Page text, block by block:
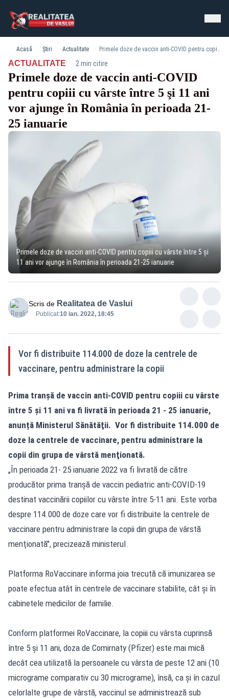
Acasă Știri Actualitate Primele doze de vaccin anti-COVID pentru copiii cu vârste între 5 şi 11 ani vor ajunge în România în perioada 21-25 ianuarie
ACTUALITATE· 2 min citire
Primele doze de vaccin anti-COVID
pentru copiii cu vârste între 5 şi 11 ani
vor ajunge în România în perioada 21-
25 ianuarie
Primele doze de vaccin anti-COVID pentru copiii cu vârste între 5 şi
11 ani vor ajunge în România în perioada 21-25 ianuarie
Scris de Realitatea de Vaslui
Publicat:10 ian. 2022, 18:45
Vor fi distribuite 114.000 de doze la centrele de
vaccinare, pentru administrare la copii
Prima tranşă de vaccin anti-COVID pentru copiii cu vârste
între 5 şi 11 ani va fi livrată în perioada 21 - 25 ianuarie,
anunță Ministerul Sănătăţii. Vor fi distribuite 114.000 de
doze la centrele de vaccinare, pentru administrare la
copii din grupa de vârstă menţionată.
„În perioada 21- 25 ianuarie 2022 va fi livrată de către
producător prima tranşă de vaccin pediatric anti-COVID-19
destinat vaccinării copiilor cu vârste între 5-11 ani. Este vorba
despre 114.000 de doze care vor fi distribuite la centrele de
vaccinare pentru administrare la copii din grupa de vârstă
menţionată", precizează ministerul.
Platforma RoVaccinare informa joia trecută că imunizarea se
poate efectua atât în centrele de vaccinare stabilite, cât şi în
cabinetele medicilor de familie.
Conform platformei RoVaccinare, la copiii cu vârsta cuprinsă
între 5 şi 11 ani, doza de Comirnaty (Pfizer) este mai mică
decât cea utilizată la persoanele cu vârsta de peste 12 ani (10
micrograme comparativ cu 30 micrograme), însă, ca şi în cazul
celorlalte grupe de vârstă, vaccinul se administrează sub